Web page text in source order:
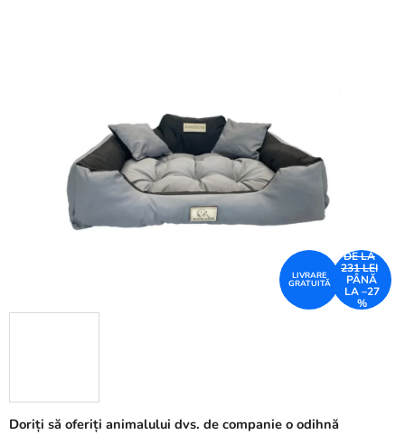
Doriți să oferiți animalului dvs. de companie o odihnă
LIVRARE
GRATUITĂ
DE LA
231 LEI
PÂNĂ
LA –27
%